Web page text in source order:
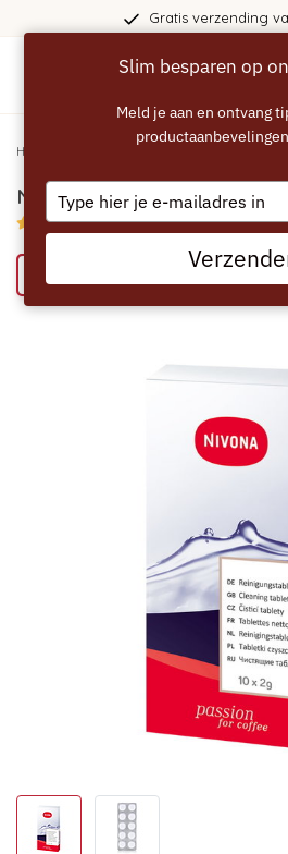
Gratis verzending
Home
NIVONA
4.5/5 (2 reviews)
Slim besparen op
Meld je aan en ontvang
Type
your
email